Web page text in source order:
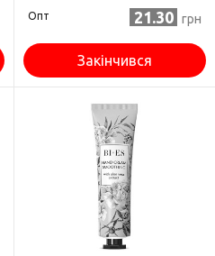
Опт 21.30 грн
Закінчився